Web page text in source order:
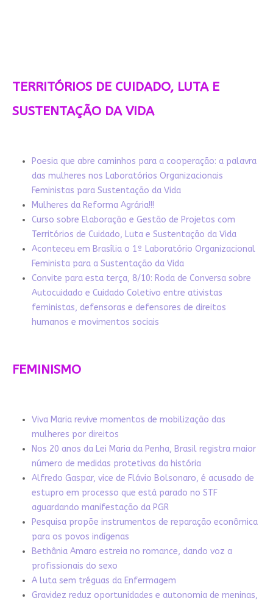
TERRITÓRIOS DE CUIDADO, LUTA E
SUSTENTAÇÃO DA VIDA
Poesia que abre caminhos para a cooperação: a palavra
das mulheres nos Laboratórios Organizacionais
Feministas para Sustentação da Vida
Mulheres da Reforma Agrária!!!
Curso sobre Elaboração e Gestão de Projetos com
Territórios de Cuidado, Luta e Sustentação da Vida
Aconteceu em Brasília o 1º Laboratório Organizacional
Feminista para a Sustentação da Vida
Convite para esta terça, 8/10: Roda de Conversa sobre
Autocuidado e Cuidado Coletivo entre ativistas
feministas, defensoras e defensores de direitos
humanos e movimentos sociais
FEMINISMO
Viva Maria revive momentos de mobilização das
mulheres por direitos
Nos 20 anos da Lei Maria da Penha, Brasil registra maior
número de medidas protetivas da história
Alfredo Gaspar, vice de Flávio Bolsonaro, é acusado de
estupro em processo que está parado no STF
aguardando manifestação da PGR
Pesquisa propõe instrumentos de reparação econômica
para os povos indígenas
Bethânia Amaro estreia no romance, dando voz a
profissionais do sexo
A luta sem tréguas da Enfermagem
Gravidez reduz oportunidades e autonomia de meninas,